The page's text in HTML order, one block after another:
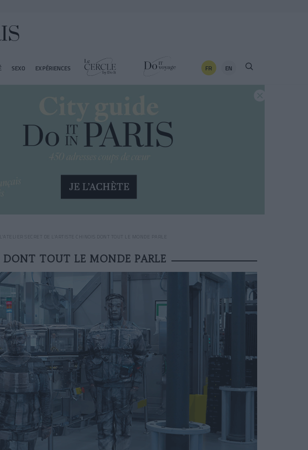
SEXO EXPÉRIENCES FR EN
L’ATELIER SECRET DE L’ARTISTE CHINOIS DONT TOUT LE MONDE PARLE
DONT TOUT LE MONDE PARLE